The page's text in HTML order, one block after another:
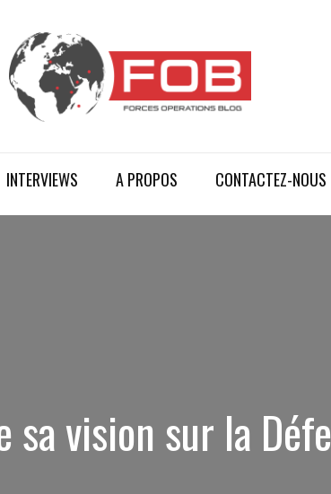
INTERVIEWS A PROPOS CONTACTEZ-NOUS
sa vision sur la